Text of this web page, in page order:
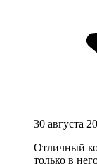
30 августа
Отличный
только в